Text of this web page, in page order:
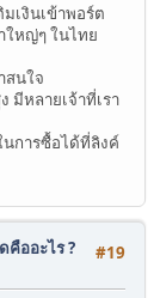
เงินเข้าพอร์ต
ใหญ่ๆ ในไทย
สนใจ
มีหลายเจ้าที่เรา
นการซื้อได้ที่ลิงค์
#19
คืออะไร ?